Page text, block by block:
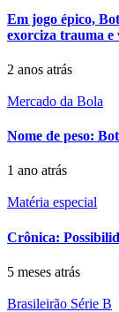
Em jogo épico,
exorciza trauma
2 anos atrás
Mercado da Bola
Nome de peso:
1 ano atrás
Matéria especial
Crônica:
5 meses atrás
Brasileirão Série B